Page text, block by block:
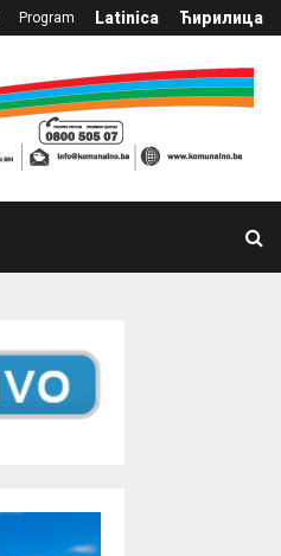
Program Latinica Ћирилица